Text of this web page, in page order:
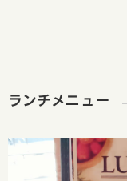
ランチメニュー